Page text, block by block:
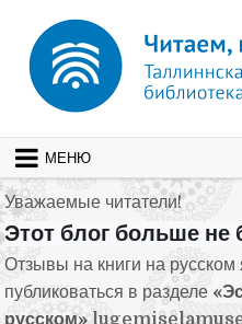
МЕНЮ
Уважаемые читатели!
Этот блог больше не
Отзывы на книги на русском
публиковаться в разделе
русском»